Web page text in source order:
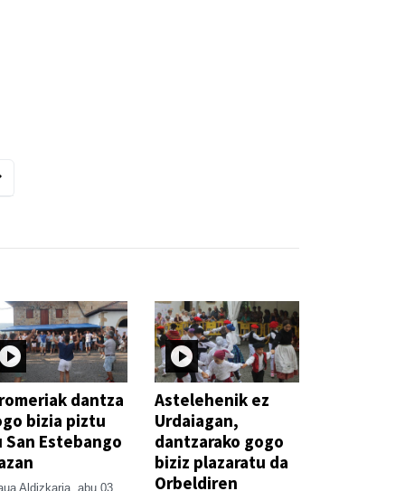
dantza
bizia piztu
San Estebango
Aldizkaria abu 03
Astelehenik ez
Urdaiagan,
dantzarako gogo
biziz plazaratu da
Orbeldiren